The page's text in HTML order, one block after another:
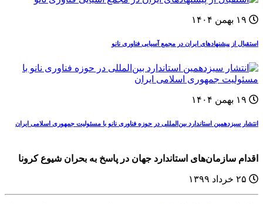
استقبال از پیشنهادهای ایران در مجمع آسیایی فناوری نانو
انتشار سیزدهمین استاندارد بین‌المللی در حوزه فناوری نانو با مسئولیت جمهوری اسلامی ایران
اقدام سازمان‌های استاندارد جهان در پاسخ به بحران شیوع کرونا